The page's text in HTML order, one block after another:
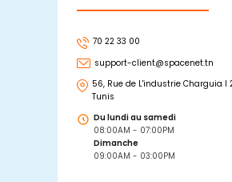
70 22 33 00
support-client@spacenet.tn
56, Rue de L'industrie Charguia I
Tunis
Du lundi au samedi
08:00AM - 07:00PM
Dimanche
09:00AM - 03:00PM